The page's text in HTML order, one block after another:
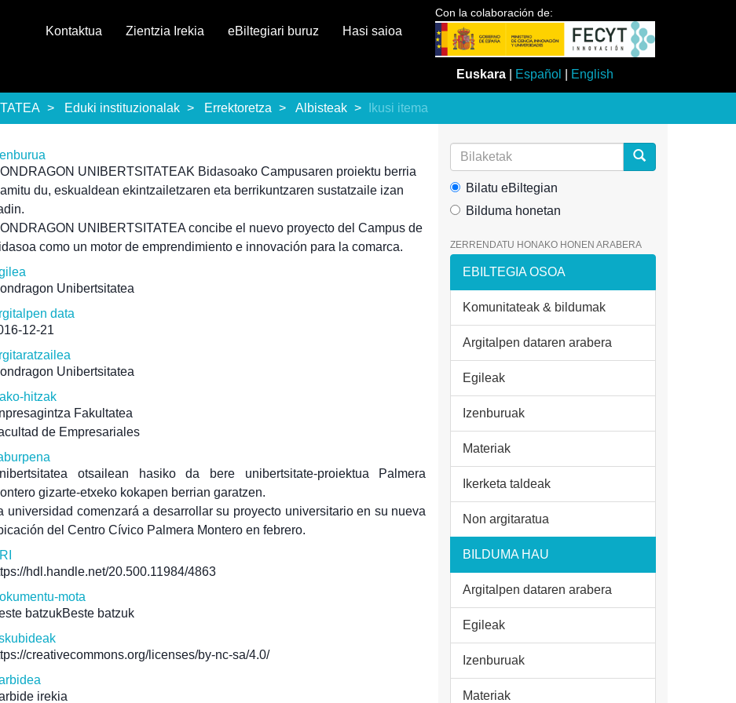
Con la colaboración de:
Euskara Español English
Kontaktua Zientzia Irekia eBiltegiari buruz Hasi saioa
Eduki instituzionalak Errektoretza Albisteak Ikusi itema
UNIBERTSITATEAK Bidasoako Campusaren proiektu berria
du, eskualdean ekintzailetzaren eta berrikuntzaren sustatzaile izan
UNIBERTSITATEA concibe el nuevo proyecto del Campus de
como un motor de emprendimiento e innovación para la comarca.
Unibertsitatea
data
12-21
Unibertsitatea
hitzak
Fakultatea
de Empresariales
otsailean hasiko da bere unibertsitate-proiektua Palmera
gizarte-etxeko kokapen berrian garatzen.
universidad comenzará a desarrollar su proyecto universitario en su nueva
del Centro Cívico Palmera Montero en febrero.
hdl.handle.net/20.500.11984/4863
mota
batzukBeste batzuk
creativecommons.org/licenses/by-nc-sa/4.0/
irekia
Bilatu eBiltegian
Bilduma honetan
ZERRENDATU HONAKO HONEN ARABERA
EBILTEGIA OSOA
Komunitateak & bildumak
Argitalpen dataren arabera
Egileak
Izenburuak
Materiak
Ikerketa taldeak
Non argitaratua
BILDUMA HAU
Argitalpen dataren arabera
Egileak
Izenburuak
Materiak